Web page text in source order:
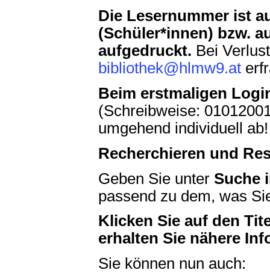
Die Lesernummer ist
(Schüler*innen) bzw.
aufgedruckt. Bei
bibliothek@hlmw9.at
Beim erstmaligen
(Schreibweise:
umgehend individuell ab!
Recherchieren und
Geben Sie unter Suche
passend zu dem, was
Klicken Sie auf den
erhalten Sie nähere
Sie können nun auch: